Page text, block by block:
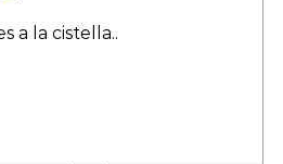
a la cistella..